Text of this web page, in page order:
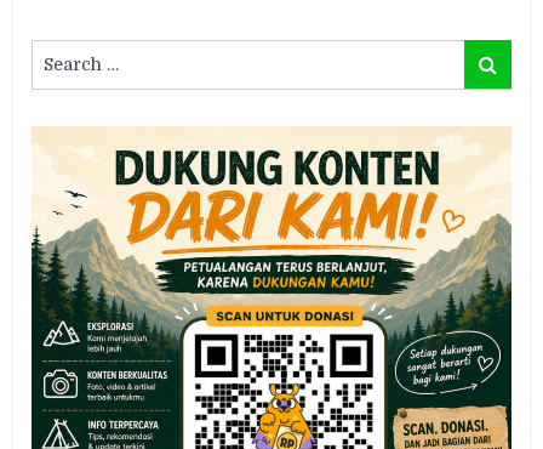
for:
Search